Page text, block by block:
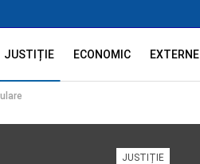
JUSTIȚIE ECONOMIC EXTERNE
JUSTIȚIE